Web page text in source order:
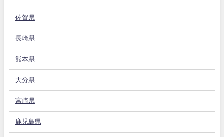
佐賀県
長崎県
熊本県
大分県
宮崎県
鹿児島県